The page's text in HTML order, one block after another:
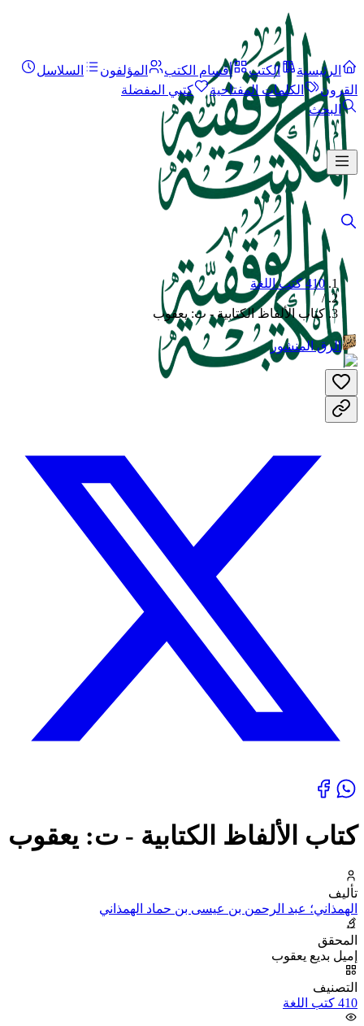
الرئيسية الكتب أقسام الكتب المؤلفون
السلاسل
القرون
الكلمات المفتاحية
كتبي المفضلة
البحث
410 كتب اللغة
/
كتاب الألفاظ الكتابية - ت: يعقوب
الرق المنشور
كتاب الألفاظ الكتابية - ت: يعقوب
تأليف
الهمذاني؛ عبد الرحمن بن عيسى بن حماد الهمذاني
المحقق
إميل بديع يعقوب
التصنيف
410 كتب اللغة